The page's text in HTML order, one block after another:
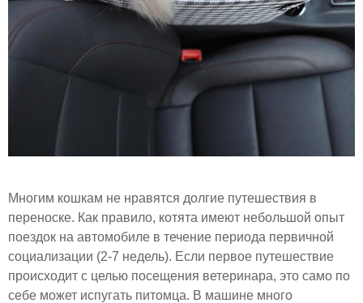
Многим кошкам не нравятся долгие путешествия в
переноске. Как правило, котята имеют небольшой опыт
поездок на автомобиле в течение периода первичной
социализации (2-7 недель). Если первое путешествие
происходит с целью посещения ветеринара, это само по
себе может испугать питомца. В машине много